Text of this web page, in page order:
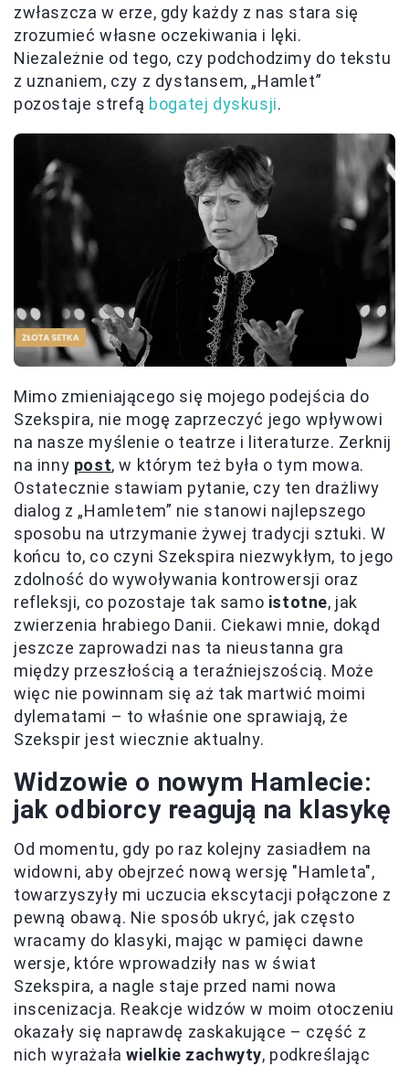
zwłaszcza w erze, gdy każdy z nas stara się
zrozumieć własne oczekiwania i lęki.
Niezależnie od tego, czy podchodzimy do tekstu
z uznaniem, czy z dystansem, „Hamlet”
pozostaje strefą bogatej dyskusji.
Mimo zmieniającego się mojego podejścia do
Szekspira, nie mogę zaprzeczyć jego wpływowi
na nasze myślenie o teatrze i literaturze. Zerknij
na inny post, w którym też była o tym mowa.
Ostatecznie stawiam pytanie, czy ten drażliwy
dialog z „Hamletem” nie stanowi najlepszego
sposobu na utrzymanie żywej tradycji sztuki. W
końcu to, co czyni Szekspira niezwykłym, to jego
zdolność do wywoływania kontrowersji oraz
refleksji, co pozostaje tak samo istotne, jak
zwierzenia hrabiego Danii. Ciekawi mnie, dokąd
jeszcze zaprowadzi nas ta nieustanna gra
między przeszłością a teraźniejszością. Może
więc nie powinnam się aż tak martwić moimi
dylematami – to właśnie one sprawiają, że
Szekspir jest wiecznie aktualny.
Widzowie o nowym Hamlecie:
jak odbiorcy reagują na klasykę
Od momentu, gdy po raz kolejny zasiadłem na
widowni, aby obejrzeć nową wersję "Hamleta",
towarzyszyły mi uczucia ekscytacji połączone z
pewną obawą. Nie sposób ukryć, jak często
wracamy do klasyki, mając w pamięci dawne
wersje, które wprowadziły nas w świat
Szekspira, a nagle staje przed nami nowa
inscenizacja. Reakcje widzów w moim otoczeniu
okazały się naprawdę zaskakujące – część z
nich wyrażaławielkie zachwyty, podkreślając